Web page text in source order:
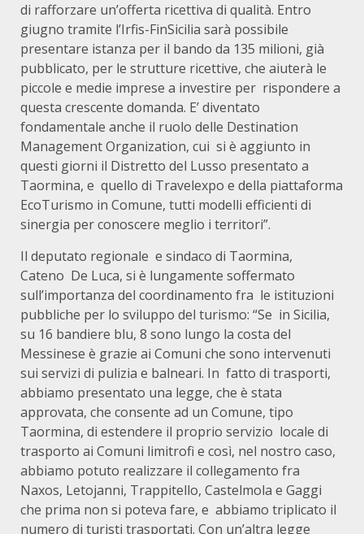
di rafforzare un’offerta ricettiva di qualità. Entro
giugno tramite l’Irfis-FinSicilia sarà possibile
presentare istanza per il bando da 135 milioni, già
pubblicato, per le strutture ricettive, che aiuterà le
piccole e medie imprese a investire per rispondere a
questa crescente domanda. E’ diventato
fondamentale anche il ruolo delle Destination
Management Organization, cui si è aggiunto in
questi giorni il Distretto del Lusso presentato a
Taormina, e quello di Travelexpo e della piattaforma
EcoTurismo in Comune, tutti modelli efficienti di
sinergia per conoscere meglio i territori”.
Il deputato regionale e sindaco di Taormina,
Cateno De Luca, si è lungamente soffermato
sull’importanza del coordinamento fra le istituzioni
pubbliche per lo sviluppo del turismo: “Se in Sicilia,
su 16 bandiere blu, 8 sono lungo la costa del
Messinese è grazie ai Comuni che sono intervenuti
sui servizi di pulizia e balneari. In fatto di trasporti,
abbiamo presentato una legge, che è stata
approvata, che consente ad un Comune, tipo
Taormina, di estendere il proprio servizio locale di
trasporto ai Comuni limitrofi e così, nel nostro caso,
abbiamo potuto realizzare il collegamento fra
Naxos, Letojanni, Trappitello, Castelmola e Gaggi
che prima non si poteva fare, e abbiamo triplicato il
numero di turisti trasportati. Con un’altra legge